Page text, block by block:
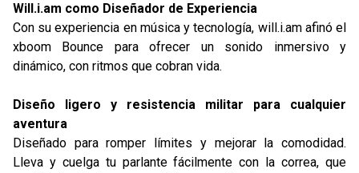
Will.i.am como Diseñador de Experiencia
Con su experiencia en música y tecnología, will.i.am afinó el
xboom Bounce para ofrecer un sonido inmersivo y
dinámico, con ritmos que cobran vida.
Diseño ligero y resistencia militar para cualquier
aventura
Diseñado para romper límites y mejorar la comodidad.
Lleva y cuelga tu parlante fácilmente con la correa, que